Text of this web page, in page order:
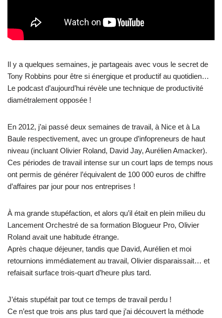
Il y a quelques semaines, je partageais avec vous le secret de
Tony Robbins pour être si énergique et productif au quotidien…
Le podcast d’aujourd’hui révèle une technique de productivité
diamétralement opposée !
En 2012, j’ai passé deux semaines de travail, à Nice et à La
Baule respectivement, avec un groupe d’infopreneurs de haut
niveau (incluant Olivier Roland, David Jay, Aurélien Amacker).
Ces périodes de travail intense sur un court laps de temps nous
ont permis de générer l’équivalent de 100 000 euros de chiffre
d’affaires par jour pour nos entreprises !
À ma grande stupéfaction, et alors qu’il était en plein milieu du
Lancement Orchestré de sa formation Blogueur Pro, Olivier
Roland avait une habitude étrange.
Après chaque déjeuner, tandis que David, Aurélien et moi
retournions immédiatement au travail, Olivier disparaissait… et
refaisait surface trois-quart d’heure plus tard.
J’étais stupéfait par tout ce temps de travail perdu !
Ce n’est que trois ans plus tard que j’ai découvert la méthode